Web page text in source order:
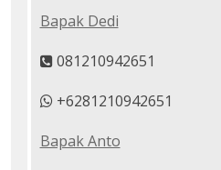
Bapak Dedi
081210942651
+6281210942651
Bapak Anto